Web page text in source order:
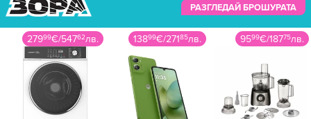
РАЗГЛЕДАЙ БРОШУРАТА
27999€/54762лв. 13899€/27185лв. 9599€/18775лв.